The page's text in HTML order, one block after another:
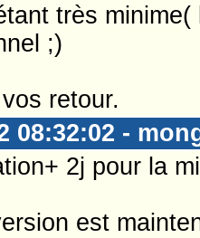
très
;)
retour.
08:32:02 -
2j pour la
est